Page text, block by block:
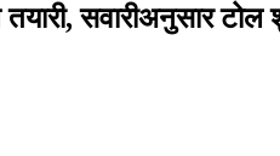
सवारीअनुसार टोल